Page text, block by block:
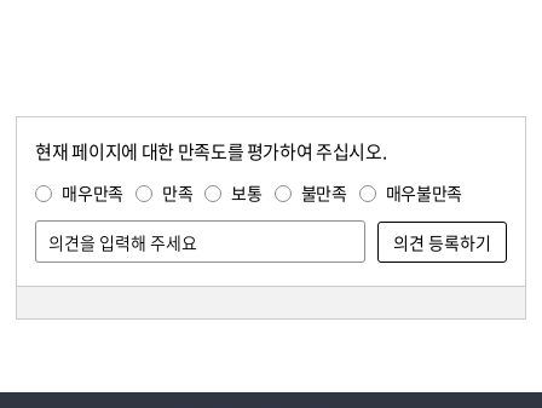
현재 페이지에 대한 만족도를 평가하여 주십시오.
매우만족 만족 보통 불만족 매우불만족